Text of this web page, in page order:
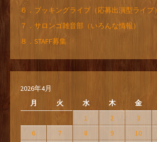
６．ブッキングライブ（応募出演型ライブ）
７．サロンゴ雑音部（いろんな情報）
８．STAFF募集
2026年4月
月
火 水 木 金
1 2 3
6
7 8 9 10